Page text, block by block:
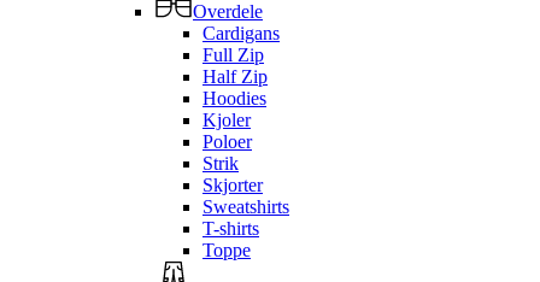
Overdele
Cardigans
Full Zip
Half Zip
Hoodies
Kjoler
Poloer
Strik
Skjorter
Sweatshirts
T-shirts
Toppe